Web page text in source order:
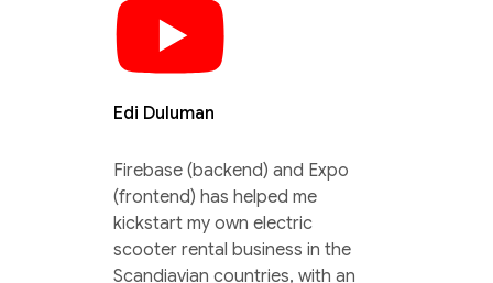
Edi Duluman
Firebase (backend) and Expo
(frontend) has helped me
kickstart my own electric
scooter rental business in the
Scandiavian countries, with an